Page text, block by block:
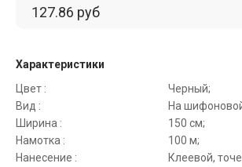
127.86 руб
Характеристики
Цвет :
Черный;
Вид :
На
Ширина :
150 см;
Намотка :
100 м;
Нанесение :
Клеевой,